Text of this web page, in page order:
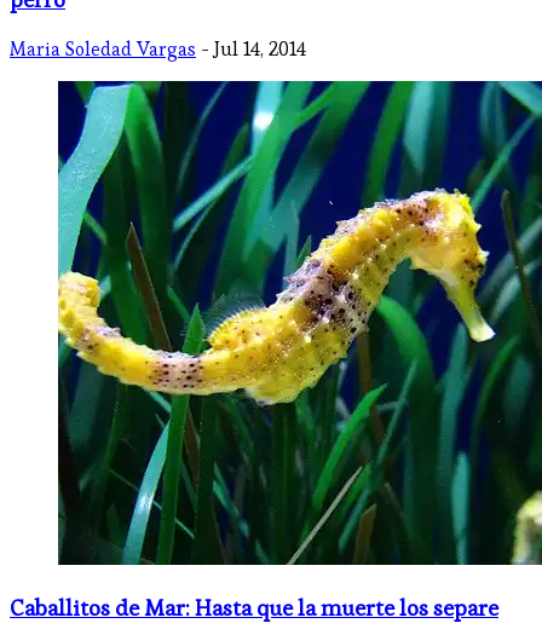
Maria Soledad Vargas - Jul 14, 2014
Caballitos de Mar: Hasta que la muerte los separe